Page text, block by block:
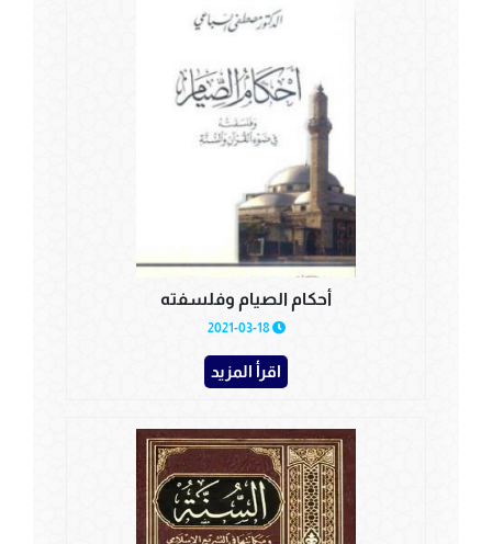
أحكام الصيام وفلسفته
اقرأ المزيد